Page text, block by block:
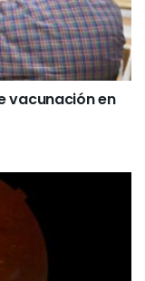
vacunación en